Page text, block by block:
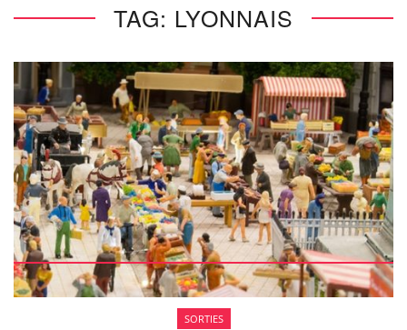
TAG: LYONNAIS
SORTIES